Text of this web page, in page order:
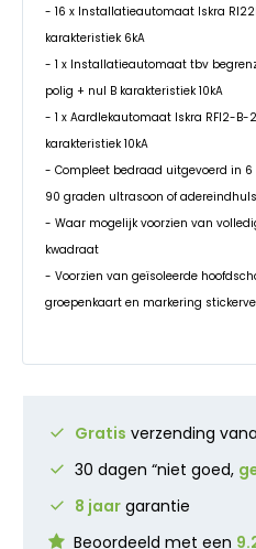
- 16 x Installatieautomaat Iskra
karakteristiek 6kA
- 1 x Installatieautomaat tbv
polig + nul B karakteristiek 10kA
- 1 x Aardlekautomaat Iskra RFI2-B-
karakteristiek 10kA
- Compleet bedraad uitgevoerd in 6
90 graden ultrasoon of
- Waar mogelijk voorzien van
kwadraat
- Voorzien van geïsoleerde
groepenkaart en markering
Gratis verzending
30 dagen “niet goed,
8 jaar garantie
Beoordeeld met een